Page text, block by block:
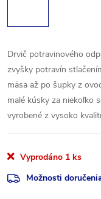
Drvič potravinového
zvyšky potravín
mäsa až po šupky z
malé kúsky za niekoľko
vyrobené z vysoko
Vyprodáno 1 ks
Možnosti